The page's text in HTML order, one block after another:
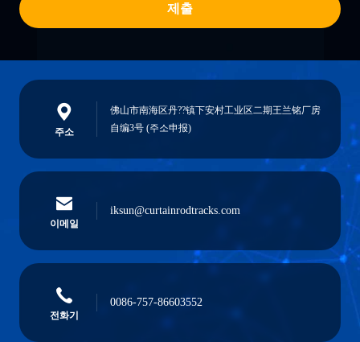
제출
주소
佛山市南海区丹??镇下安村工业区二期王兰铭厂房
自编3号 (주소申报)
이메일
iksun@curtainrodtracks.com
전화기
0086-757-86603552